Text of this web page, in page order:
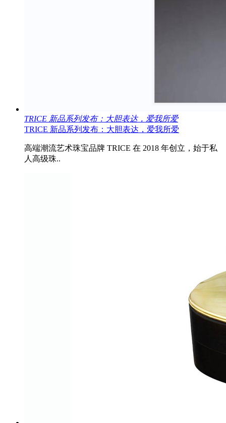
TRICE 新品系列发布：大胆表达，爱我所爱
TRICE 新品系列发布：大胆表达，爱我所爱
高端潮流艺术珠宝品牌 TRICE 在 2018 年创立，始于私
人高级珠..